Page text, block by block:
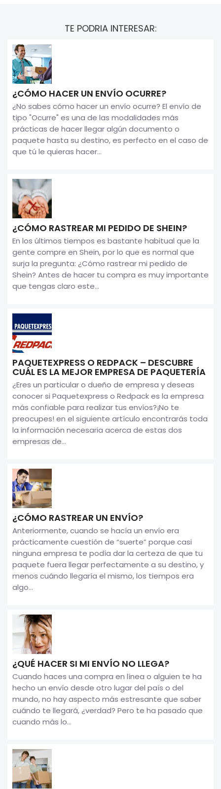
TE PODRIA INTERESAR:
¿CÓMO HACER UN ENVÍO OCURRE?
¿No sabes cómo hacer un envío ocurre? El envío de
tipo "Ocurre" es una de las modalidades más
prácticas de hacer llegar algún documento o
paquete hasta su destino, es perfecto en el caso de
que tú le quieras hacer...
¿CÓMO RASTREAR MI PEDIDO DE SHEIN?
En los últimos tiempos es bastante habitual que la
gente compre en Shein, por lo que es normal que
surja la pregunta: ¿Cómo rastrear mi pedido de
Shein? Antes de hacer tu compra es muy importante
que tengas claro este...
PAQUETEXPRESS O REDPACK – DESCUBRE
CUÁL ES LA MEJOR EMPRESA DE PAQUETERÍA
¿Eres un particular o dueño de empresa y deseas
conocer si Paquetexpress o Redpack es la empresa
más confiable para realizar tus envíos?¡No te
preocupes! en el siguiente artículo encontrarás toda
la información necesaria acerca de estas dos
empresas de...
¿CÓMO RASTREAR UN ENVÍO?
Anteriormente, cuando se hacía un envío era
prácticamente cuestión de “suerte” porque casi
ninguna empresa te podía dar la certeza de que tu
paquete fuera llegar perfectamente a su destino, y
menos cuándo llegaría el mismo, los tiempos era
algo...
¿QUÉ HACER SI MI ENVÍO NO LLEGA?
Cuando haces una compra en línea o alguien te ha
hecho un envío desde otro lugar del país o del
mundo, no hay aspecto más estresante que saber
cuándo te llegará, ¿verdad? Pero te ha pasado que
cuando más lo...